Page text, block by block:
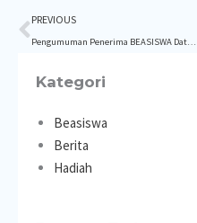
Prev
PREVIOUS
Pengumuman Penerima BEASISWA DataPrint Periode 1 Tahun 2022
Kategori
Beasiswa
Berita
Hadiah